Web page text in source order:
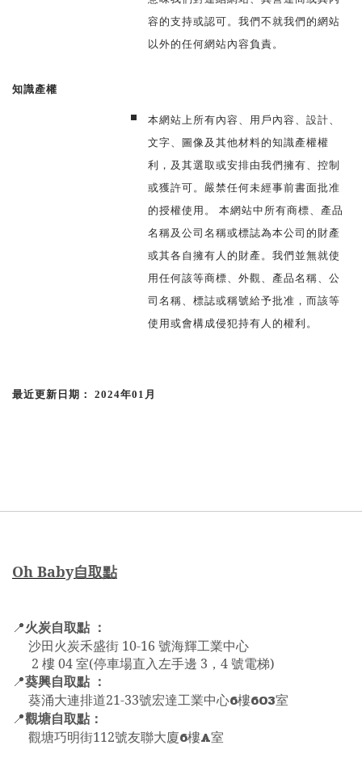
容的支持或認可。我們不就我們的網站
以外的任何網站內容負責。
知識產權
本網站上所有內容、用戶內容、設計、
文字、圖像及其他材料的知識產權權
利，及其選取或安排由我們擁有、控制
或獲許可。嚴禁任何未經事前書面批准
的授權使用。 本網站中所有商標、產品
名稱及公司名稱或標誌為本公司的財產
或其各自擁有人的財產。我們並無就使
用任何該等商標、外觀、產品名稱、公
司名稱、標誌或稱號給予批准，而該等
使用或會構成侵犯持有人的權利。
最近更新日期： 2024年0 1 月
Oh Baby自取點
📍火炭自取點 ：
沙田火炭禾盛街 10-16 號海輝工業中心
2 樓 04 室(停車場直入左手邊 3，4 號電梯)
📍葵興自取點 ：
葵涌大連排道21-33號宏達工業中心6樓603室
📍觀塘自取點：
觀塘巧明街112號友聯大廈6樓A室